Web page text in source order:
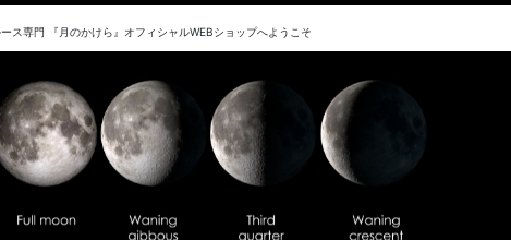
ス専門 『月のかけら』オフィシャルWEBショップへようこそ